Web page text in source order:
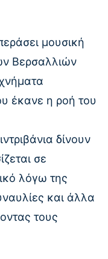
μουσική
Βερσαλλιών
έκανε η ροή του
δίνουν
σε
λόγω της
και άλλα
τους